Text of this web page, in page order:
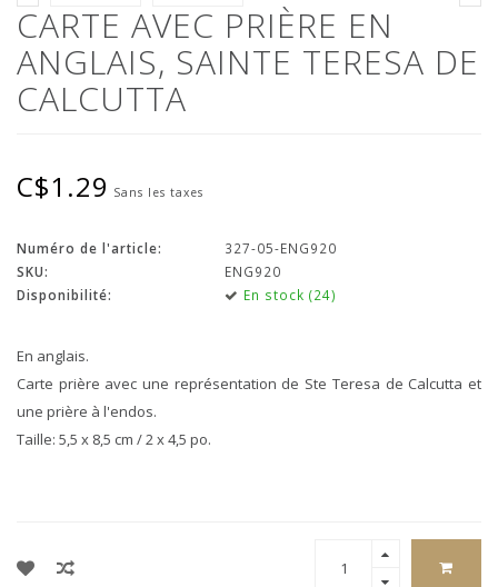
CARTE AVEC PRIÈRE EN
ANGLAIS, SAINTE TERESA DE
CALCUTTA
C$1.29 Sans les taxes
Numéro de l'article:
327-05-ENG920
SKU:
ENG920
Disponibilité:
En stock (24)
En anglais.
Carte prière avec une représentation de Ste Teresa de Calcutta et
une prière à l'endos.
Taille: 5,5 x 8,5 cm / 2 x 4,5 po.